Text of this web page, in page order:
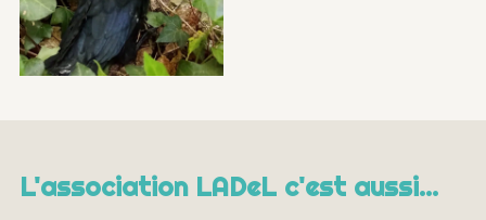
L'association LADeL c'est aussi...